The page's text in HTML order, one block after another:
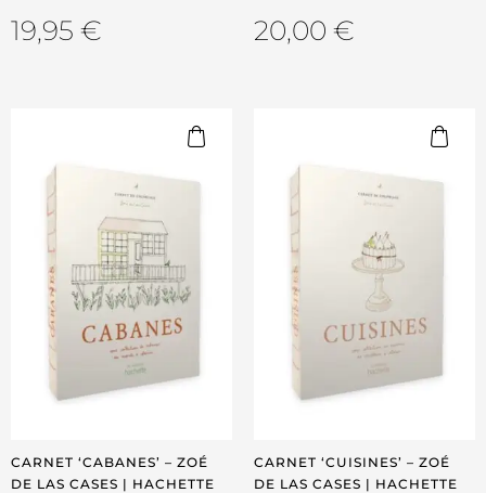
19,95 € 20,00 €
CARNET ‘CABANES’ – ZOÉ
DE LAS CASES | HACHETTE
CARNET ‘CUISINES’ – ZOÉ
DE LAS CASES | HACHETTE